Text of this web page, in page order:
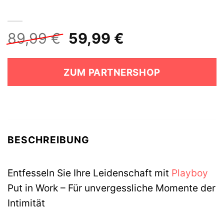
89,99€ Ursprünglicher
Preis
war:
89,99 €
59,99 €
ist:
59,99 €.
ZUM PARTNERSHOP
BESCHREIBUNG
Entfesseln Sie Ihre Leidenschaft mit Playboy
Put in Work – Für unvergessliche Momente der
Intimität